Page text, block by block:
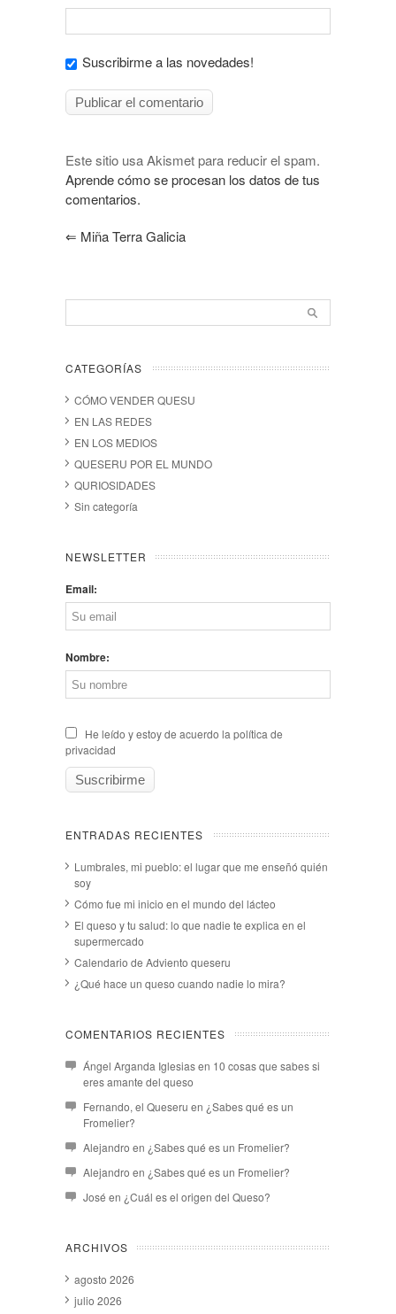
Suscribirme a las novedades!
Este sitio usa Akismet para reducir el spam.
Aprende cómo se procesan los datos de tus
comentarios.
⇐ Miña Terra Galicia
CATEGORÍAS
CÓMO VENDER QUESU
EN LAS REDES
EN LOS MEDIOS
QUESERU POR EL MUNDO
QURIOSIDADES
Sin categoría
NEWSLETTER
Email:
Nombre:
He leído y estoy de acuerdo la política de
privacidad
ENTRADAS RECIENTES
Lumbrales, mi pueblo: el lugar que me enseñó quién
soy
Cómo fue mi inicio en el mundo del lácteo
El queso y tu salud: lo que nadie te explica en el
supermercado
Calendario de Adviento queseru
¿Qué hace un queso cuando nadie lo mira?
COMENTARIOS RECIENTES
Ángel Arganda Iglesiasen 10 cosas que sabes si
eres amante del queso
Fernando, el Queseru en ¿Sabes qué es un
Fromelier?
Alejandro en ¿Sabes qué es un Fromelier?
Alejandro en ¿Sabes qué es un Fromelier?
José en ¿Cuál es el origen del Queso?
ARCHIVOS
agosto 2026
julio 2026